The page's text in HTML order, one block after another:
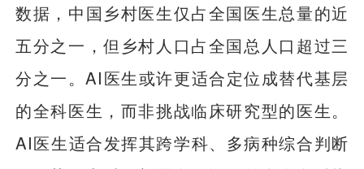
数据，中国乡村医生仅占全国医生总量的近
五分之一，但乡村人口占全国总人口超过三
分之一。AI医生或许更适合定位成替代基层
的全科医生，而非挑战临床研究型的医生。
AI医生适合发挥其跨学科、多病种综合判断